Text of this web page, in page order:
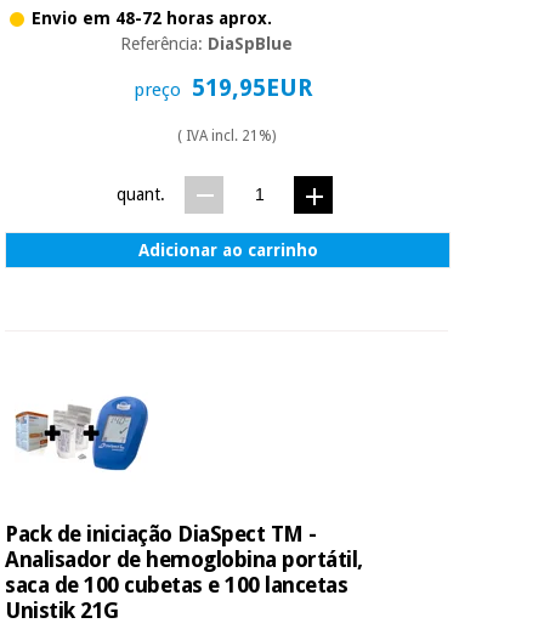
Envio em 48-72 horas aprox.
Referência: DiaSpBlue
preço 519,95EUR
( IVA incl. 21%)
quant.
Adicionar ao carrinho
Pack de iniciação DiaSpect TM -
Analisador de hemoglobina portátil,
saca de 100 cubetas e 100 lancetas
Unistik 21G